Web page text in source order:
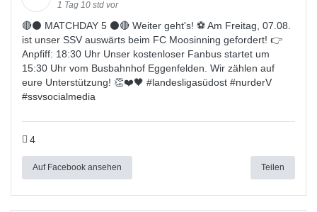
1 Tag 10 std vor
🔴⚫️ MATCHDAY 5 ⚫️🔴 Weiter geht's! ⚽ Am Freitag, 07.08.
ist unser SSV auswärts beim FC Moosinning gefordert! 👉
Anpfiff: 18:30 Uhr Unser kostenloser Fanbus startet um
15:30 Uhr vom Busbahnhof Eggenfelden. Wir zählen auf
eure Unterstützung! 👏❤️🖤 #landesligasüdost #nurderV
#ssvsocialmedia
4
Auf Facebook ansehen Teilen